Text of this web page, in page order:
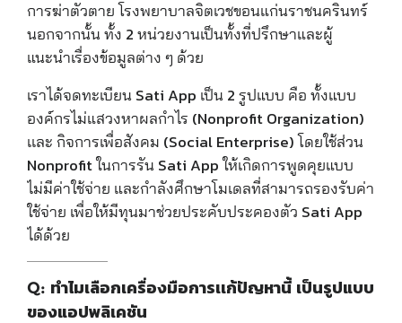
การฆ่าตัวตาย โรงพยาบาลจิตเวชขอนแก่นราชนครินทร์
นอกจากนั้น ทั้ง 2 หน่วยงานเป็นทั้งที่ปรึกษาและผู้
แนะนำเรื่องข้อมูลต่าง ๆ ด้วย
เราได้จดทะเบียน Sati App เป็น 2 รูปแบบ คือ ทั้งแบบ
องค์กรไม่แสวงหาผลกำไร (Nonprofit Organization)
เเละ กิจการเพื่อสังคม (Social Enterprise) โดยใช้ส่วน
Nonprofit ในการรัน Sati App ให้เกิดการพูดคุยแบบ
ไม่มีค่าใช้จ่าย และกำลังศึกษาโมเดลที่สามารถรองรับค่า
ใช้จ่าย เพื่อให้มีทุนมาช่วยประคับประคองตัว Sati App
ได้ด้วย
Q: ทำไมเลือกเครื่องมือการเเก้ปัญหานี้ เป็นรูปแบบ
ของแอปพลิเคชัน